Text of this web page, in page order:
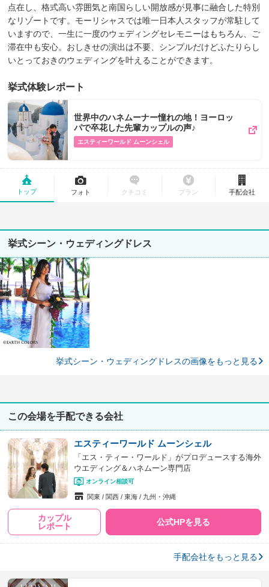
点在し、格式高い雰囲気と南国らしい開放感が見事に融合した特別
なリゾートです。モーリシャスでは唯一日本人スタッフが常駐して
いますので、一生に一度のウェディングセレモニーはもちろん、ご
滞在中も安心。おしきせの演出は不要、シンプルだけどふたりらし
いとっておきのウェディングを叶えることができます。
挙式体験レポート
世界中のハネムーナー憧れの地！ヨーロッ
パで卒花した先輩カップルの声♪
エスティーワールド ムーンシェル
トップ フォト クチコミ プラン 手配会社
挙式シーン・ウェディングドレス
挙式シーン・ウェディングドレスの画像をもっと見る
この会場を手配できる会社
エスティーワールド ムーンシェル
「エス・ティー・ワールド」がプロデュースする海外
ウエディング＆ハネムーン専門店
オンライン相談可
関東 関西 東海 九州・沖縄
カップル
レポート
公式HPを見る
手配会社をもっと見る